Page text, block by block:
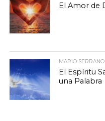
El Amor de
MARIO SERRANO
El Espíritu
una Palabra